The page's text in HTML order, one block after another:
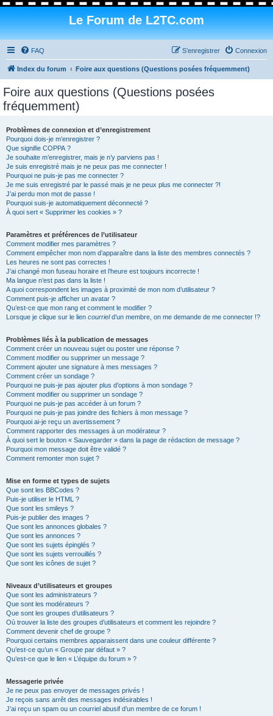
Le Forum de L2TC.com
FAQ Connexion
S’enregistrer
Index du forum Foire aux questions (Questions posées fréquemment)
Foire aux questions (Questions posées
fréquemment)
Problèmes de connexion et d’enregistrement
Pourquoi dois-je m’enregistrer ?
Que signifie COPPA ?
Je souhaite m’enregistrer, mais je n’y parviens pas !
Je suis enregistré mais je ne peux pas me connecter !
Pourquoi ne puis-je pas me connecter ?
Je me suis enregistré par le passé mais je ne peux plus me connecter ?!
J’ai perdu mon mot de passe !
Pourquoi suis-je automatiquement déconnecté ?
À quoi sert « Supprimer les cookies » ?
Paramètres et préférences de l’utilisateur
Comment modifier mes paramètres ?
Comment empêcher mon nom d’apparaître dans la liste des membres connectés ?
Les heures ne sont pas correctes !
J’ai changé mon fuseau horaire et l’heure est toujours incorrecte !
Ma langue n’est pas dans la liste !
A quoi correspondent les images à proximité de mon nom d’utilisateur ?
Comment puis-je afficher un avatar ?
Qu’est-ce que mon rang et comment le modifier ?
Lorsque je clique sur le lien courrield’un membre, on me demande de me connecter !?
Problèmes liés à la publication de messages
Comment créer un nouveau sujet ou poster une réponse ?
Comment modifier ou supprimer un message ?
Comment ajouter une signature à mes messages ?
Comment créer un sondage ?
Pourquoi ne puis-je pas ajouter plus d’options à mon sondage ?
Comment modifier ou supprimer un sondage ?
Pourquoi ne puis-je pas accéder à un forum ?
Pourquoi ne puis-je pas joindre des fichiers à mon message ?
Pourquoi ai-je reçu un avertissement ?
Comment rapporter des messages à un modérateur ?
À quoi sert le bouton « Sauvegarder » dans la page de rédaction de message ?
Pourquoi mon message doit être validé ?
Comment remonter mon sujet ?
Mise en forme et types de sujets
Que sont les BBCodes ?
Puis-je utiliser le HTML ?
Que sont les smileys ?
Puis-je publier des images ?
Que sont les annonces globales ?
Que sont les annonces ?
Que sont les sujets épinglés ?
Que sont les sujets verrouillés ?
Que sont les icônes de sujet ?
Niveaux d’utilisateurs et groupes
Que sont les administrateurs ?
Que sont les modérateurs ?
Que sont les groupes d’utilisateurs ?
Où trouver la liste des groupes d’utilisateurs et comment les rejoindre ?
Comment devenir chef de groupe ?
Pourquoi certains membres apparaissent dans une couleur différente ?
Qu’est-ce qu’un « Groupe par défaut » ?
Qu’est-ce que le lien « L’équipe du forum » ?
Messagerie privée
Je ne peux pas envoyer de messages privés !
Je reçois sans arrêt des messages indésirables !
J’ai reçu un spam ou un courriel abusif d’un membre de ce forum !